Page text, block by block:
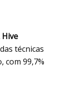
Hive
técnicas
com 99,7%